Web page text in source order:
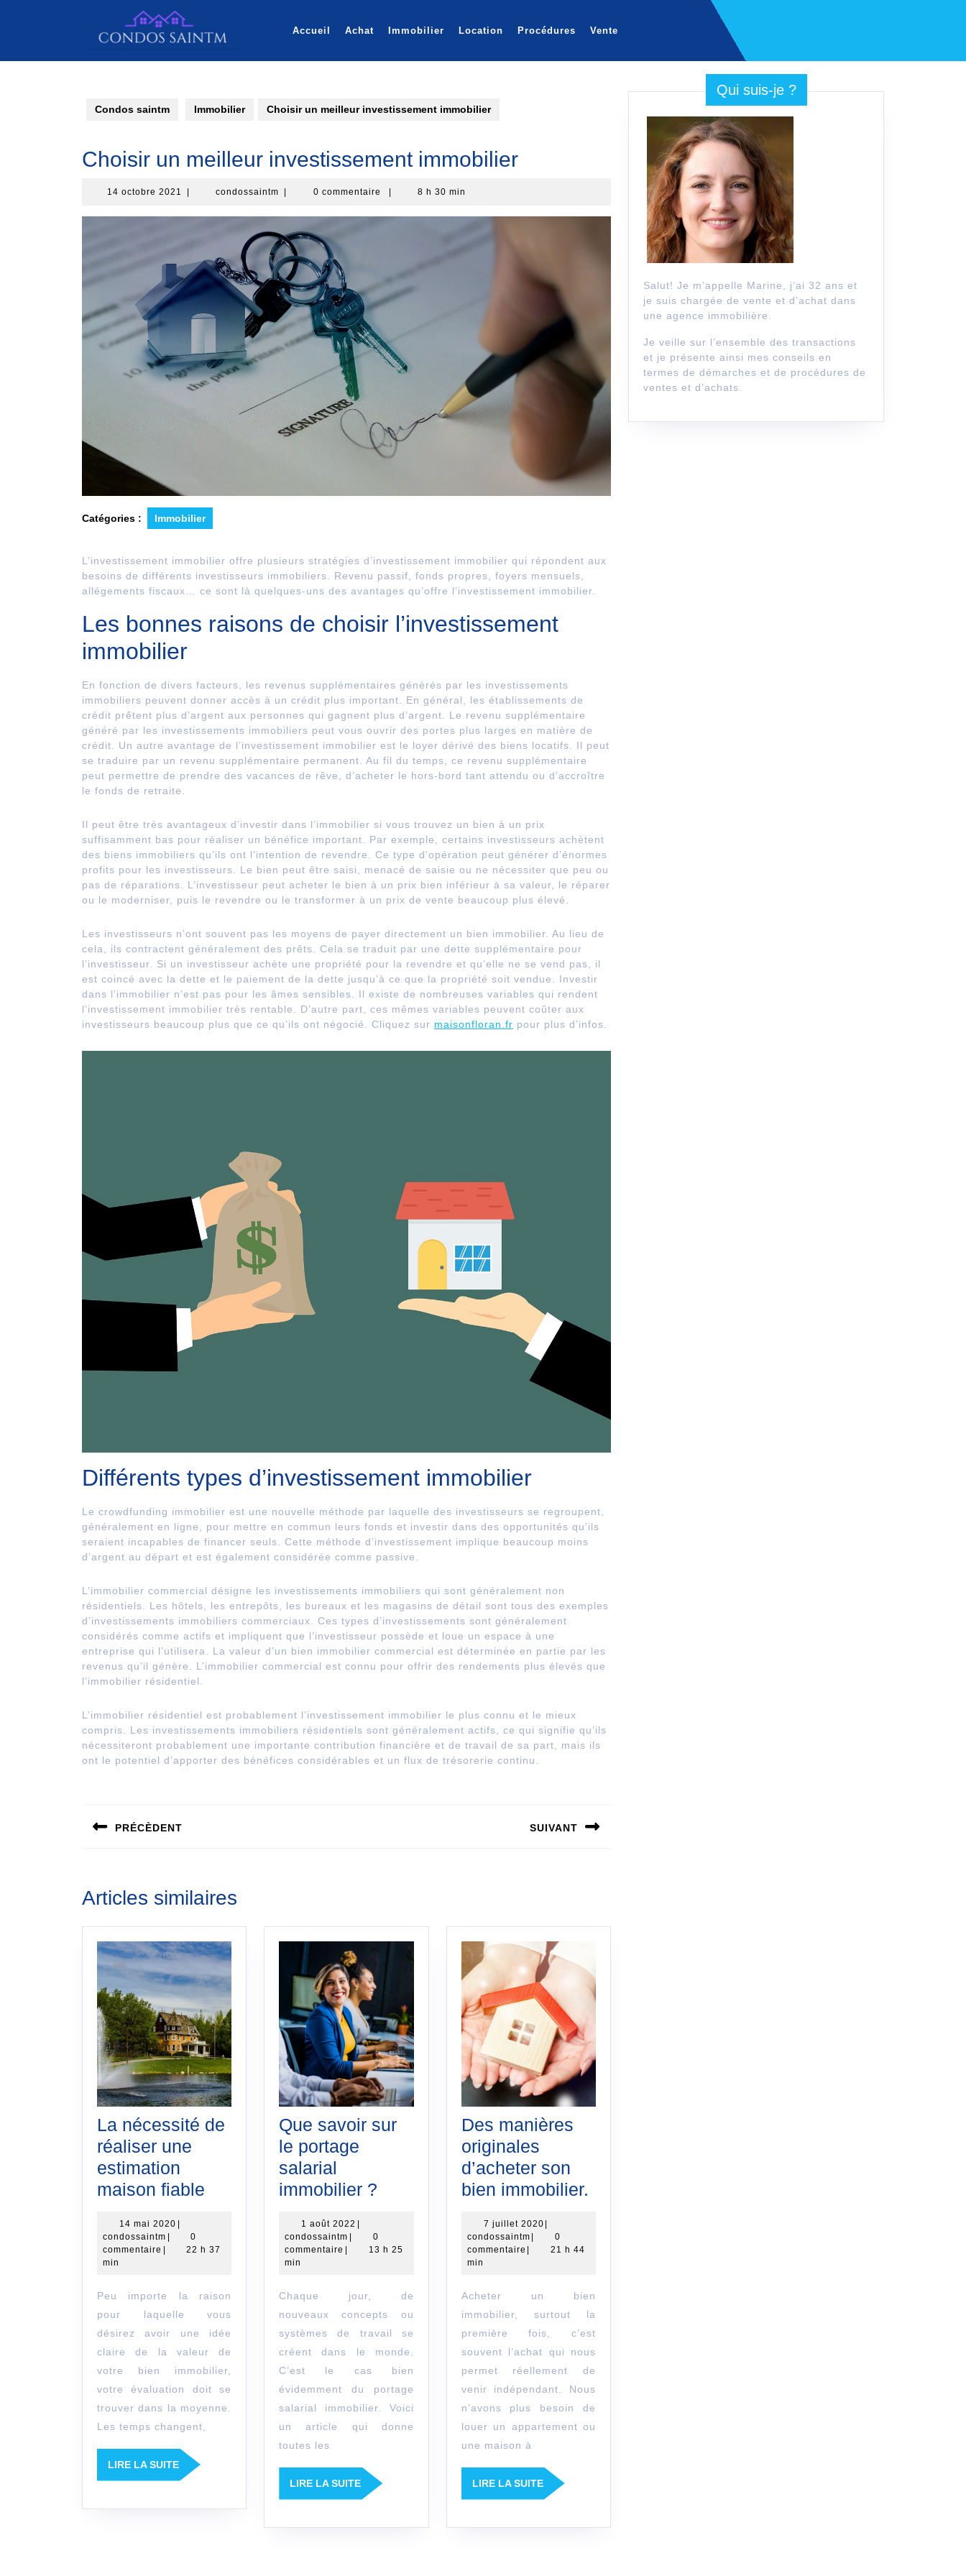
Accueil Achat Immobilier Location Procédures Vente
Condos saintm Immobilier Choisir un meilleur investissement immobilier
Choisir un meilleur investissement immobilier
14 octobre 2021 14
2021
condossaintm condossaintm0 commentaire 8 h 30 min
Catégories : Immobilier
L’investissement immobilier offre plusieurs stratégies d’investissement immobilier qui répondent aux
besoins de différents investisseurs immobiliers. Revenu passif, fonds propres, foyers mensuels,
allégements fiscaux… ce sont là quelques-uns des avantages qu’offre l’investissement immobilier.
Les bonnes raisons de choisir l’investissement
immobilier
En fonction de divers facteurs, les revenus supplémentaires générés par les investissements
immobiliers peuvent donner accès à un crédit plus important. En général, les établissements de
crédit prêtent plus d’argent aux personnes qui gagnent plus d’argent. Le revenu supplémentaire
généré par les investissements immobiliers peut vous ouvrir des portes plus larges en matière de
crédit. Un autre avantage de l’investissement immobilier est le loyer dérivé des biens locatifs. Il peut
se traduire par un revenu supplémentaire permanent. Au fil du temps, ce revenu supplémentaire
peut permettre de prendre des vacances de rêve, d’acheter le hors-bord tant attendu ou d’accroître
le fonds de retraite.
Il peut être très avantageux d’investir dans l’immobilier si vous trouvez un bien à un prix
suffisamment bas pour réaliser un bénéfice important. Par exemple, certains investisseurs achètent
des biens immobiliers qu’ils ont l’intention de revendre. Ce type d’opération peut générer d’énormes
profits pour les investisseurs. Le bien peut être saisi, menacé de saisie ou ne nécessiter que peu ou
pas de réparations. L’investisseur peut acheter le bien à un prix bien inférieur à sa valeur, le réparer
ou le moderniser, puis le revendre ou le transformer à un prix de vente beaucoup plus élevé.
Les investisseurs n’ont souvent pas les moyens de payer directement un bien immobilier. Au lieu de
cela, ils contractent généralement des prêts. Cela se traduit par une dette supplémentaire pour
l’investisseur. Si un investisseur achète une propriété pour la revendre et qu’elle ne se vend pas, il
est coincé avec la dette et le paiement de la dette jusqu’à ce que la propriété soit vendue. Investir
dans l’immobilier n’est pas pour les âmes sensibles. Il existe de nombreuses variables qui rendent
l’investissement immobilier très rentable. D’autre part, ces mêmes variables peuvent coûter aux
investisseurs beaucoup plus que ce qu’ils ont négocié. Cliquez sur maisonfloran.fr pour plus d’infos.
Différents types d’investissement immobilier
Le crowdfunding immobilier est une nouvelle méthode par laquelle des investisseurs se regroupent,
généralement en ligne, pour mettre en commun leurs fonds et investir dans des opportunités qu’ils
seraient incapables de financer seuls. Cette méthode d’investissement implique beaucoup moins
d’argent au départ et est également considérée comme passive.
L’immobilier commercial désigne les investissements immobiliers qui sont généralement non
résidentiels. Les hôtels, les entrepôts, les bureaux et les magasins de détail sont tous des exemples
d’investissements immobiliers commerciaux. Ces types d’investissements sont généralement
considérés comme actifs et impliquent que l’investisseur possède et loue un espace à une
entreprise qui l’utilisera. La valeur d’un bien immobilier commercial est déterminée en partie par les
revenus qu’il génère. L’immobilier commercial est connu pour offrir des rendements plus élevés que
l’immobilier résidentiel.
L’immobilier résidentiel est probablement l’investissement immobilier le plus connu et le mieux
compris. Les investissements immobiliers résidentiels sont généralement actifs, ce qui signifie qu’ils
nécessiteront probablement une importante contribution financière et de travail de sa part, mais ils
ont le potentiel d’apporter des bénéfices considérables et un flux de trésorerie continu.
de
PRÉCÈDENT SUIVANT
Articles similaires
La nécessité de
réaliser une
estimation
maison fiable
réaliser
estimation
maison
fiable
14 mai 2020 14
mai
2020
|
condossaintm condossaintm
|
0
commentaire |
22 h 37
min
Peu importe la raison
pour laquelle vous
désirez avoir une idée
claire de la valeur de
votre bien immobilier,
votre évaluation doit se
trouver dans la moyenne.
Les temps changent,
LIRE LA SUITELIRE
LA
Que savoir sur
le portage
salarial
immobilier ?
sur
le
salarial
immobilier
?
1 août 2022 1
août
2022
|
condossaintm condossaintm
|
0
commentaire |
13 h 25
min
Chaque jour, de
nouveaux concepts ou
systèmes de travail se
créent dans le monde.
C’est le cas bien
évidemment du portage
salarial immobilier. Voici
un article qui donne
toutes les
LIRE LA SUITELIRE
LA
Des manières
originales
d’acheter son
bien immobilier.
bien
immobilier.
7 juillet 20207
juillet
2020
|
condossaintmcondossaintm
|
0
commentaire |
21 h 44
min
Acheter un bien
immobilier, surtout la
première fois, c’est
souvent l’achat qui nous
permet réellement de
venir indépendant. Nous
n’avons plus besoin de
louer un appartement ou
une maison à
LIRE LA SUITELIRE
LA
Qui suis-je ?
Salut! Je m’appelle Marine, j’ai 32 ans et
je suis chargée de vente et d’achat dans
une agence immobilière.
Je veille sur l’ensemble des transactions
et je présente ainsi mes conseils en
termes de démarches et de procédures de
ventes et d’achats.